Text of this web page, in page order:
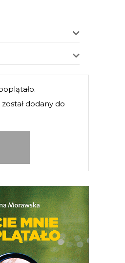
dodany do
Scenariusze
– autorka
reportażuJak Emilię z
pani wykradłami
(razem z mężem